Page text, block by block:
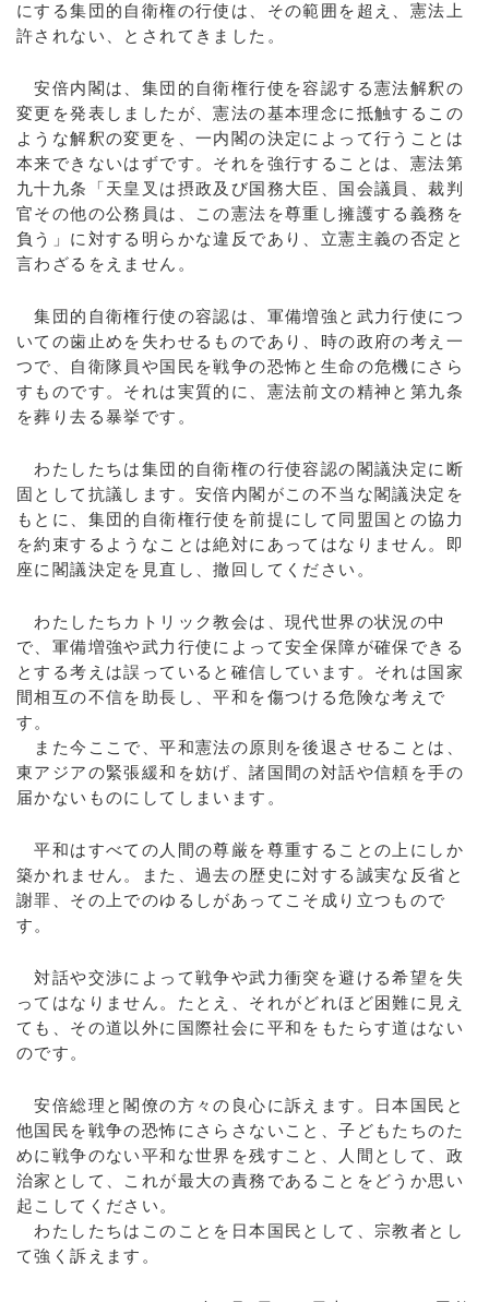
にする集団的自衛権の行使は、その範囲を超え、憲法上
許されない、とされてきました。
安倍内閣は、集団的自衛権行使を容認する憲法解釈の
変更を発表しましたが、憲法の基本理念に抵触するこの
ような解釈の変更を、一内閣の決定によって行うことは
本来できないはずです。それを強行することは、憲法第
九十九条「天皇叉は摂政及び国務大臣、国会議員、裁判
官その他の公務員は、この憲法を尊重し擁護する義務を
負う」に対する明らかな違反であり、立憲主義の否定と
言わざるをえません。
集団的自衛権行使の容認は、軍備増強と武力行使につ
いての歯止めを失わせるものであり、時の政府の考え一
つで、自衛隊員や国民を戦争の恐怖と生命の危機にさら
すものです。それは実質的に、憲法前文の精神と第九条
を葬り去る暴挙です。
わたしたちは集団的自衛権の行使容認の閣議決定に断
固として抗議します。安倍内閣がこの不当な閣議決定を
もとに、集団的自衛権行使を前提にして同盟国との協力
を約束するようなことは絶対にあってはなりません。即
座に閣議決定を見直し、撤回してください。
わたしたちカトリック教会は、現代世界の状況の中
で、軍備増強や武力行使によって安全保障が確保できる
とする考えは誤っていると確信しています。それは国家
間相互の不信を助長し、平和を傷つける危険な考えで
す。
また今ここで、平和憲法の原則を後退させることは、
東アジアの緊張緩和を妨げ、諸国間の対話や信頼を手の
届かないものにしてしまいます。
平和はすべての人間の尊厳を尊重することの上にしか
築かれません。また、過去の歴史に対する誠実な反省と
謝罪、その上でのゆるしがあってこそ成り立つもので
す。
対話や交渉によって戦争や武力衝突を避ける希望を失
ってはなりません。たとえ、それがどれほど困難に見え
ても、その道以外に国際社会に平和をもたらす道はない
のです。
安倍総理と閣僚の方々の良心に訴えます。日本国民と
他国民を戦争の恐怖にさらさないこと、子どもたちのた
めに戦争のない平和な世界を残すこと、人間として、政
治家として、これが最大の責務であることをどうか思い
起こしてください。
わたしたちはこのことを日本国民として、宗教者とし
て強く訴えます。